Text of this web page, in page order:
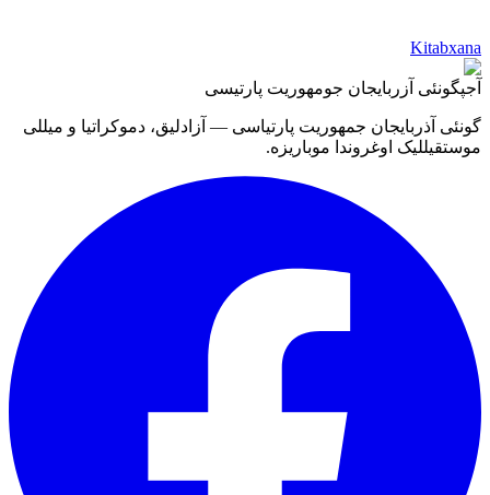
Kitabxana
آجپگونئی آزربایجان جومهوریت پارتیسی
گونئی آذربایجان جمهوریت پارتیاسی — آزادلیق، دموکراتیا و میللی
موستقیللیک اوغروندا موباریزه.